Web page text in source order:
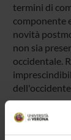
termini di
componente
novità
non sia
occidentale.